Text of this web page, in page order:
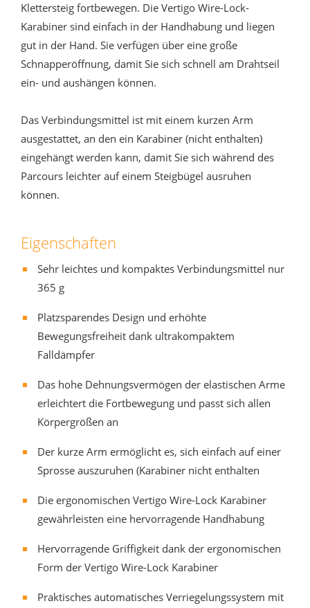
Klettersteig fortbewegen. Die Vertigo Wire-Lock-
Karabiner sind einfach in der Handhabung und liegen
gut in der Hand. Sie verfügen über eine große
Schnapperöffnung, damit Sie sich schnell am Drahtseil
ein- und aushängen können.
Das Verbindungsmittel ist mit einem kurzen Arm
ausgestattet, an den ein Karabiner (nicht enthalten)
eingehängt werden kann, damit Sie sich während des
Parcours leichter auf einem Steigbügel ausruhen
können.
Eigenschaften
Sehr leichtes und kompaktes Verbindungsmittel nur
365 g
Platzsparendes Design und erhöhte
Bewegungsfreiheit dank ultrakompaktem
Falldämpfer
Das hohe Dehnungsvermögen der elastischen Arme
erleichtert die Fortbewegung und passt sich allen
Körpergrößen an
Der kurze Arm ermöglicht es, sich einfach auf einer
Sprosse auszuruhen (Karabiner nicht enthalten
Die ergonomischen Vertigo Wire-Lock Karabiner
gewährleisten eine hervorragende Handhabung
Hervorragende Griffigkeit dank der ergonomischen
Form der Vertigo Wire-Lock Karabiner
Praktisches automatisches Verriegelungssystem mit